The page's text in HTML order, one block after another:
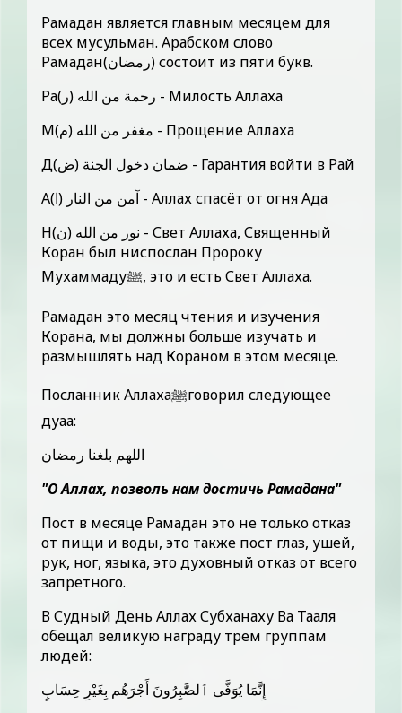
Рамадан является главным месяцем для
всех мусульман. Арабском слово
Рамадан(رمضان) состоит из пяти букв.
Ра(ر) رحمة من الله - Милость Аллаха
М(م) مغفر من الله - Прощение Аллаха
Д(ض) ضمان دخول الجنة - Гарантия войти в Рай
А(ا) آمن من النار - Аллах спасёт от огня Ада
Н(ن) نور من الله - Свет Аллаха, Священный
Коран был ниспослан Пророку
Мухаммадуﷺ, это и есть Свет Аллаха.
Рамадан это месяц чтения и изучения
Корана, мы должны больше изучать и
размышлять над Кораном в этом месяце.
Посланник Аллахаﷺговорил следующее
дуаа:
اللهم بلغنا رمضان
"О Аллах, позволь нам достичь Рамадана"
Пост в месяце Рамадан это не только отказ
от пищи и воды, это также пост глаз, ушей,
рук, ног, языка, это духовный отказ от всего
запретного.
В Судный День Аллах Субханаху Ва Тааля
обещал великую награду трем группам
людей:
إِنَّمَا يُوَفَّى ٱلصَّٰبِرُونَ أَجْرَهُم بِغَيْرِ حِسَابٍ